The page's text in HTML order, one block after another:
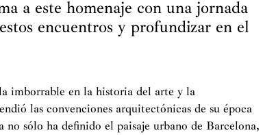
a este homenaje con una jornada
encuentros y profundizar en el
imborrable en la historia del arte y la
las convenciones arquitectónicas de su época
no sólo ha definido el paisaje urbano de Barcelona,